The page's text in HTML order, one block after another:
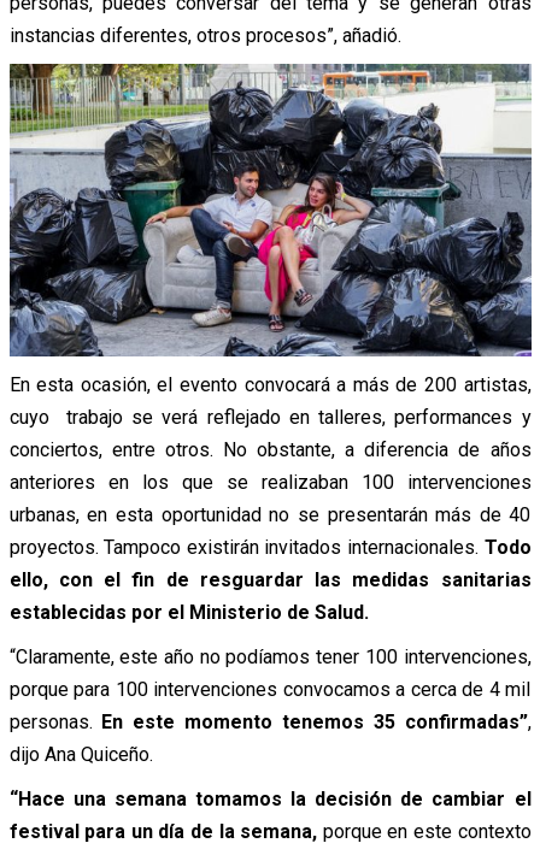
instancias diferentes, otros procesos”, añadió.
En esta ocasión, el evento convocará a más de 200 artistas,
cuyo trabajo se verá reflejado en talleres, performances y
conciertos, entre otros. No obstante, a diferencia de años
anteriores en los que se realizaban 100 intervenciones
urbanas, en esta oportunidad no se presentarán más de 40
proyectos. Tampoco existirán invitados internacionales. Todo
ello, con el fin de resguardar las medidas sanitarias
establecidas por el Ministerio de Salud.
“Claramente, este año no podíamos tener 100 intervenciones,
porque para 100 intervenciones convocamos a cerca de 4 mil
personas. En este momento tenemos 35 confirmadas”,
dijo Ana Quiceño.
“Hace una semana tomamos la decisión de cambiar el
festival para un día de la semana, porque en este contexto